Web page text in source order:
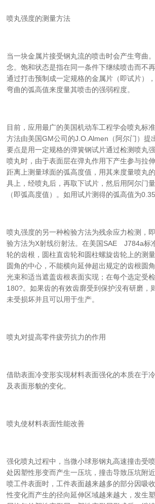
喷丸强度的测量方法
当一块金属片接受钢丸流的喷击时会产生弯曲
念。饱和状态是指在同一条件下继续喷击而不
通过打击预制成一定规格的金属片（即试片）
弯曲的弧高值来度量其喷击的强弱程度。
目前，应用最广的美国机动车工程学会喷丸
方法由美国GM公司的J.O.Almen（阿尔门）
要点是用一定规格的弹簧钢试片通过检测喷丸
喷丸时，由于表面层在弹丸作用下产生参与拉
距离上测量球面的弧高度值，用其来度量喷丸
具上，经喷丸后，再取下试片，然后用阿尔门
（即弧高度值）。如用试片测得的弧高值为
喷丸强度的另一种检验方法为残余应力检测，
验方法为X射线衍射法。在美国SAE J784a标
轮的齿根，圆柱直齿轮和圆柱螺旋齿轮上的测
圆角的中心，不能横向延伸超出规定的齿根圆
光束和适当遮盖齿根表面实现；在每个选定受
180?。如果齿的有效齿廓受到保护没有研磨
未受损坏并且可以用于生产。
喷丸对提高零件疲劳抗力的作用
借助表面冷变形实现材料表面强化的本质在于
及表面形貌的变化。
喷丸使材料表面性能改善
强化喷丸过程中，当微小球形钢丸高速撞击受
处因塑性形变而产生一压坑，撞击导致压坑附
喷工件表面时，工件表面越来越多的部分因吸
性变化而产生的径向延伸区域越来越大，发生